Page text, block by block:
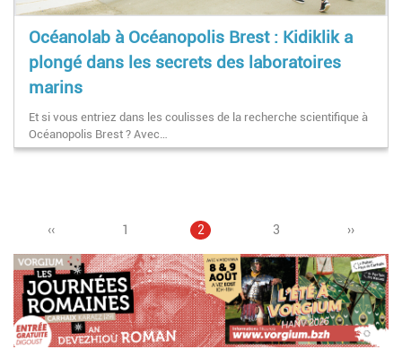
Océanolab à Océanopolis Brest : Kidiklik a
plongé dans les secrets des laboratoires
marins
Et si vous entriez dans les coulisses de la recherche scientifique à
Océanopolis Brest ? Avec…
Pagination
Page
‹‹ Page
1
Page
2 Page
3
Page
››